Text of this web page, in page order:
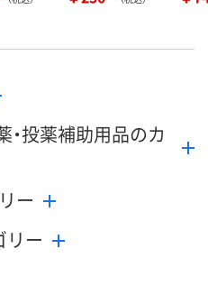
投薬補助用品のカ
ー
リー